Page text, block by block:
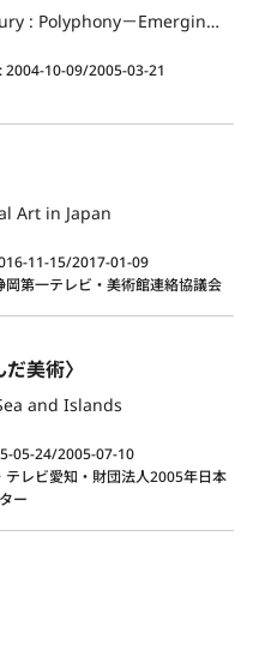
The Encounters in the 21st Century : Polyphony－Emerging Resonances
:2004-10-09/2005-03-21
Art in Japan
11-15/2017-01-09
第一テレビ・美術館連絡協議会
美術〉
and Islands
05-24/2005-07-10
レビ愛知・財団法人2005年日本
ー